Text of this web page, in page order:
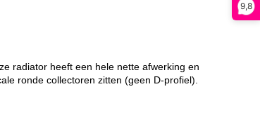
9,8
radiator heeft een hele nette afwerking en
ronde collectoren zitten (geen D-profiel).